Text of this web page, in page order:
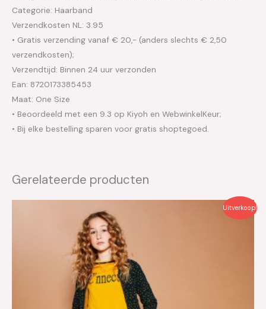
Categorie: Haarband
Verzendkosten NL: 3.95
• Gratis verzending vanaf € 20,- (anders slechts € 2,50
verzendkosten);
Verzendtijd: Binnen 24 uur verzonden
Ean: 8720173385453
Maat: One Size
• Beoordeeld met een 9.3 op Kiyoh en WebwinkelKeur;
• Bij elke bestelling sparen voor gratis shoptegoed.
Gerelateerde producten
Uitverkoop!
€25.00.